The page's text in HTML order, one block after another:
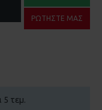
ΡΩΤΉΣΤΕ ΜΑΣ
5 τεμ.